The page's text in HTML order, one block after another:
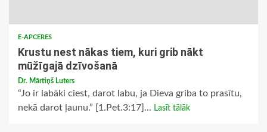
E-APCERES
Krustu nest nākas tiem, kuri grib nākt
mūžīgajā dzīvošanā
Dr. Mārtiņš Luters
“Jo ir labāki ciest, darot labu, ja Dieva griba to prasītu,
nekā darot ļaunu.” [1.Pet.3:17]... Lasīt tālāk